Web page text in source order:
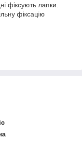
фіксують лапки.
фіксацію